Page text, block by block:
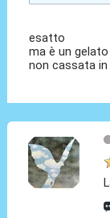
esatto
ma è un gelato
non cassata